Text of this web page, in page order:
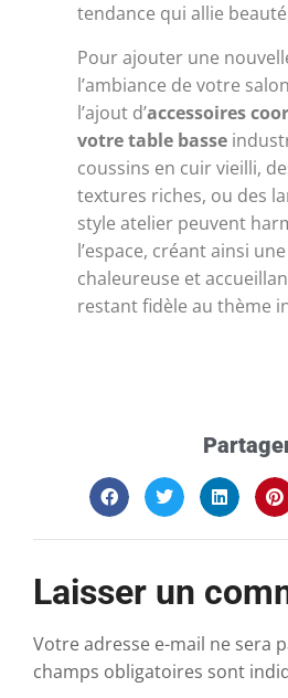
tendance qui allie
Pour ajouter une
l’ambiance de votre
l’ajout d’accessoires
votre table basse
coussins en cuir vieilli,
textures riches, ou des
style atelier peuvent
l’espace, créant ainsi
chaleureuse et
restant fidèle au thème
Laisser un
Votre adresse e-mail ne sera
champs obligatoires sont